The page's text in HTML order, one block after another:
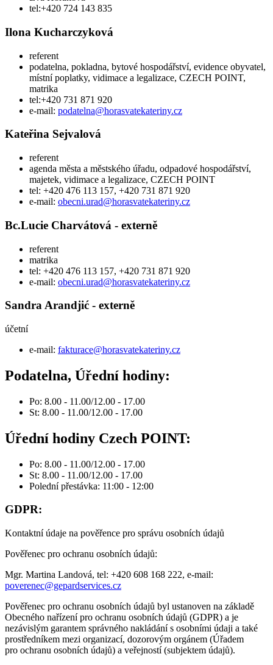
tel:+420 724 143 835
Ilona Kucharczyková
referent
podatelna, pokladna, bytové hospodářství, evidence obyvatel,
místní poplatky, vidimace a legalizace, CZECH POINT,
matrika
tel:+420 731 871 920
e-mail: podatelna@horasvatekateriny.cz
Kateřina Sejvalová
referent
agenda města a městského úřadu, odpadové hospodářství,
majetek, vidimace a legalizace, CZECH POINT
tel: +420 476 113 157, +420 731 871 920
e-mail: obecni.urad@horasvatekateriny.cz
Bc.Lucie Charvátová - externě
referent
matrika
tel: +420 476 113 157, +420 731 871 920
e-mail: obecni.urad@horasvatekateriny.cz
Sandra Arandjić - externě
účetní
e-mail: fakturace@horasvatekateriny.cz
Podatelna, Úřední hodiny:
Po: 8.00 - 11.00/12.00 - 17.00
St: 8.00 - 11.00/12.00 - 17.00
Úřední hodiny Czech POINT:
Po: 8.00 - 11.00/12.00 - 17.00
St: 8.00 - 11.00/12.00 - 17.00
Polední přestávka: 11:00 - 12:00
GDPR:
Kontaktní údaje na pověřence pro správu osobních údajů
Pověřenec pro ochranu osobních údajů:
Mgr. Martina Landová, tel: +420 608 168 222, e-mail:
poverenec@gepardservices.cz
Pověřenec pro ochranu osobních údajů byl ustanoven na základě
Obecného nařízení pro ochranu osobních údajů (GDPR) a je
nezávislým garantem správného nakládání s osobními údaji a také
prostředníkem mezi organizací, dozorovým orgánem (Úřadem
pro ochranu osobních údajů) a veřejností (subjektem údajů).